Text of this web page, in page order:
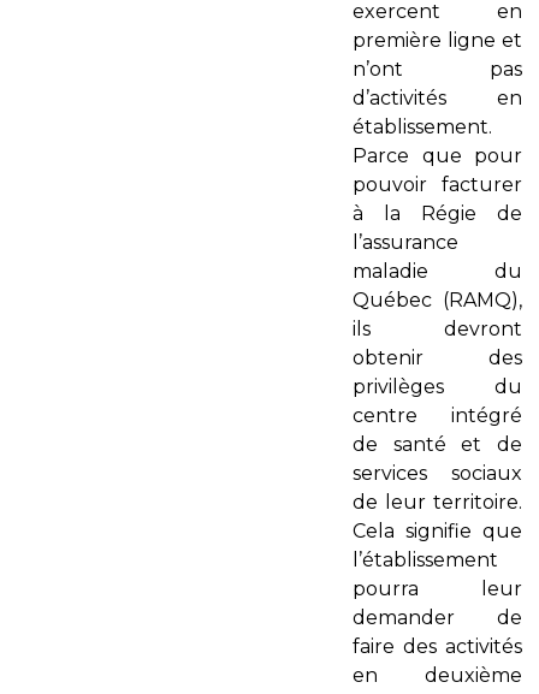
exercent en
première ligne et
n’ont pas
d’activités en
établissement.
Parce que pour
pouvoir facturer
à la Régie de
l’assurance
maladie du
Québec (RAMQ),
ils devront
obtenir des
privilèges du
centre intégré
de santé et de
services sociaux
de leur territoire.
Cela signifie que
l’établissement
pourra leur
demander de
faire des activités
en deuxième